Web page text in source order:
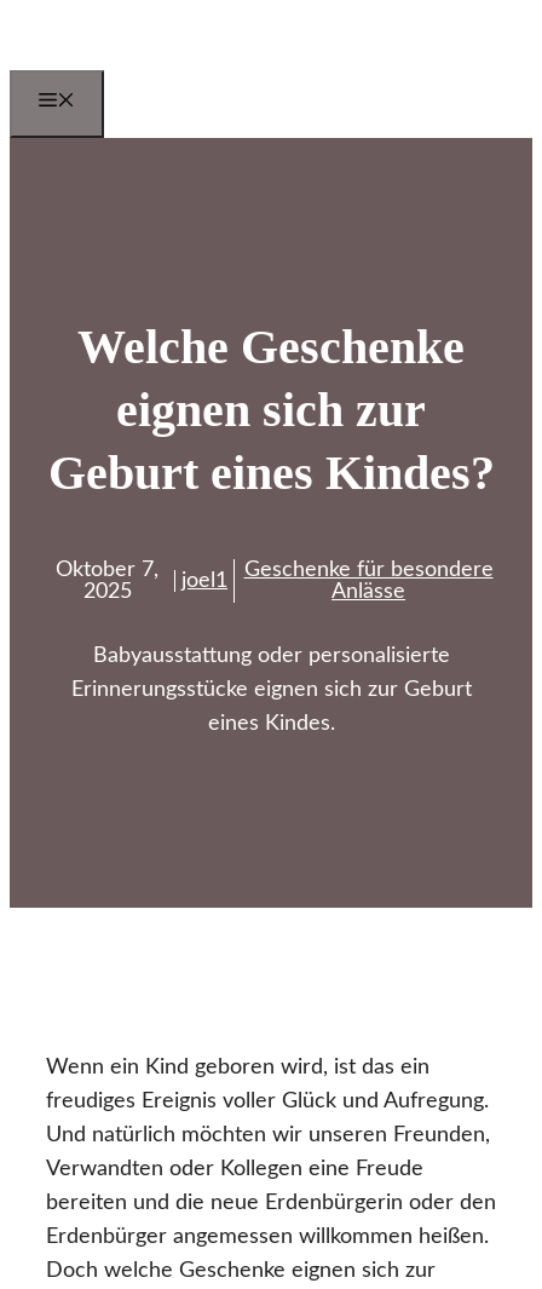
springen
Welche Geschenke
eignen sich zur
Geburt eines Kindes?
Oktober 7,
2025
joel1
Geschenke für besondere
Anlässe
Babyausstattung oder personalisierte
Erinnerungsstücke eignen sich zur Geburt
eines Kindes.
Wenn ein Kind geboren wird, ist das ein
freudiges Ereignis voller Glück und Aufregung.
Und natürlich möchten wir unseren Freunden,
Verwandten oder Kollegen eine Freude
bereiten und die neue Erdenbürgerin oder den
Erdenbürger angemessen willkommen heißen.
Doch welche Geschenke eignen sich zur